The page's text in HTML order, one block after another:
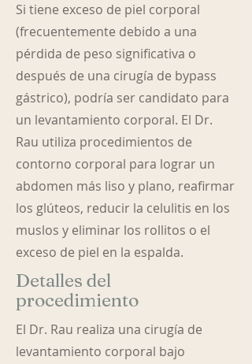
Si tiene exceso de piel corporal
(frecuentemente debido a una
pérdida de peso significativa o
después de una cirugía de bypass
gástrico), podría ser candidato para
un levantamiento corporal. El Dr.
Rau utiliza procedimientos de
contorno corporal para lograr un
abdomen más liso y plano, reafirmar
los glúteos, reducir la celulitis en los
muslos y eliminar los rollitos o el
exceso de piel en la espalda.
Detalles del
procedimiento
El Dr. Rau realiza una cirugía de
levantamiento corporal bajo